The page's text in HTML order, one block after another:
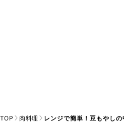
TOP 肉料理 レンジで簡単！豆もやし